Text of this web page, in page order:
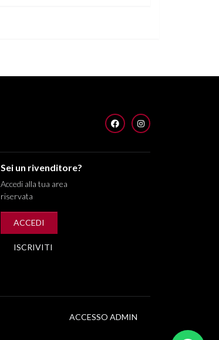
FACEBOOKINSTAGRAM
Sei un rivenditore?
Accedi alla tua area
riservata
ACCEDI
ISCRIVITI
ACCESSO ADMIN